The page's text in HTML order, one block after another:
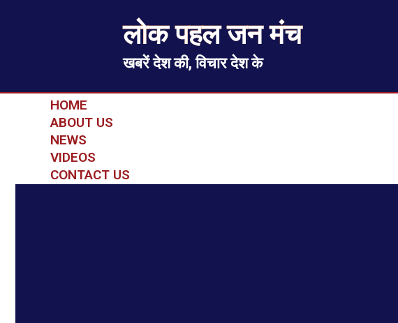
लोक पहल जन मंच
खबरें देश की, विचार देश के
HOME
ABOUT US
NEWS
VIDEOS
CONTACT US